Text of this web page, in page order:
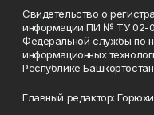
Свидетельство о
информации ПИ № ТУ 02-
Федеральной службы по
информационных
Республике Башкортостан
Главный редактор: